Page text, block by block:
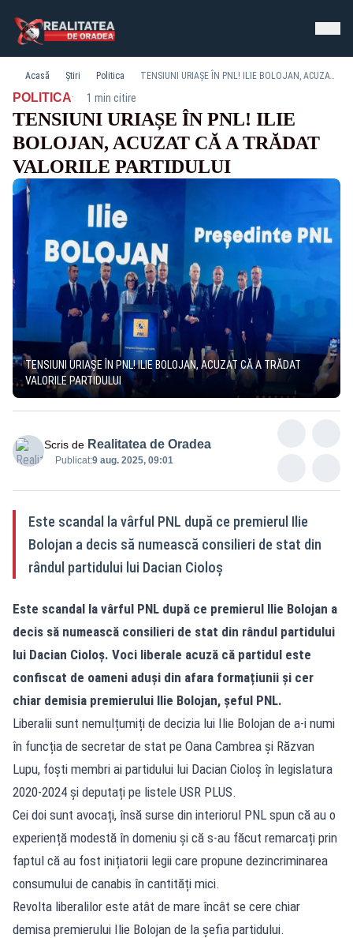
Acasă Știri Politica TENSIUNI URIAȘE ÎN PNL! ILIE BOLOJAN, ACUZAT CĂ A TRĂDAT VALORILE PARTIDULUI
POLITICA· 1 min citire
TENSIUNI URIAȘE ÎN PNL! ILIE
BOLOJAN, ACUZAT CĂ A TRĂDAT
VALORILE PARTIDULUI
TENSIUNI URIAȘE ÎN PNL! ILIE BOLOJAN, ACUZAT CĂ A TRĂDAT
VALORILE PARTIDULUI
Scris de Realitatea de Oradea
Publicat:9 aug. 2025, 09:01
Este scandal la vârful PNL după ce premierul Ilie
Bolojan a decis să numească consilieri de stat din
rândul partidului lui Dacian Cioloș
Este scandal la vârful PNL după ce premierul Ilie Bolojan a
decis să numească consilieri de stat din rândul partidului
lui Dacian Cioloș. Voci liberale acuză că partidul este
confiscat de oameni aduși din afara formațiunii și cer
chiar demisia premierului Ilie Bolojan, șeful PNL.
Liberalii sunt nemulțumiți de decizia lui Ilie Bolojan de a-i numi
în funcția de secretar de stat pe Oana Cambrea și Răzvan
Lupu, foști membri ai partidului lui Dacian Cioloș în legislatura
2020-2024 și deputați pe listele USR PLUS.
Cei doi sunt avocați, însă surse din interiorul PNL spun că au o
experiență modestă în domeniu și că s-au făcut remarcați prin
faptul că au fost inițiatorii legii care propune dezincriminarea
consumului de canabis în cantități mici.
Revolta liberalilor este atât de mare încât se cere chiar
demisa premierului Ilie Bolojan de la șefia partidului.